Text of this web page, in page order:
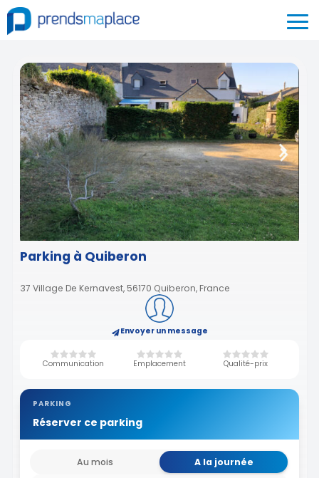
Parking à Quiberon
37 Village De Kernavest, 56170 Quiberon, France
Envoyer un message
Communication Emplacement Qualité-prix
PARKING
Réserver ce parking
Au mois
A la journée